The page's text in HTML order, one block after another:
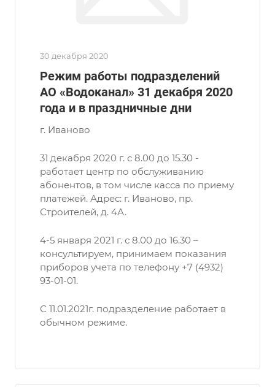
30 декабря 2020
Режим работы подразделений
АО «Водоканал» 31 декабря 2020
года и в праздничные дни
г. Иваново
31 декабря 2020 г. с 8.00 до 15.30 -
работает центр по обслуживанию
абонентов, в том числе касса по приему
платежей. Адрес: г. Иваново, пр.
Строителей, д. 4А.
4-5 января 2021 г. с 8.00 до 16.30 –
консультируем, принимаем показания
приборов учета по телефону +7 (4932)
93-01-01.
С 11.01.2021г. подразделение работает в
обычном режиме.